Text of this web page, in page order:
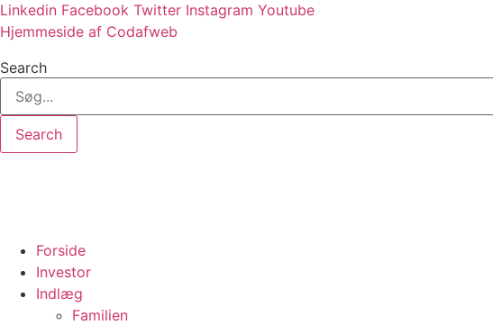
Linkedin Facebook Twitter Instagram Youtube
Hjemmeside af Codafweb
Search
Search
Forside
Investor
Indlæg
Familien